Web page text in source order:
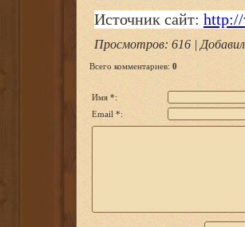
Источник сайт:
Просмотров: 616 | Добавил
Всего комментариев: 0
Имя *:
Email *: